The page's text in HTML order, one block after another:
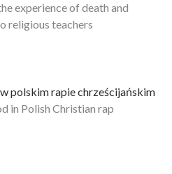
experience of death and
religious teachers
w polskim rapie chrześcijańskim
in Polish Christian rap